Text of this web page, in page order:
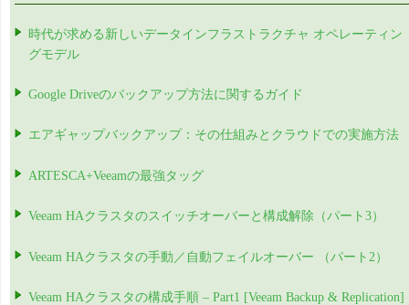
時代が求める新しいデータインフラストラクチャ オペレーティン
グモデル
Google Driveのバックアップ方法に関するガイド
エアギャップバックアップ：その仕組みとクラウドでの実施方法
ARTESCA+Veeamの最強タッグ
Veeam HAクラスタのスイッチオーバーと構成解除（パート3）
Veeam HAクラスタの手動／自動フェイルオーバー （パート2）
Veeam HAクラスタの構成手順 – Part1 [Veeam Backup & Replication]